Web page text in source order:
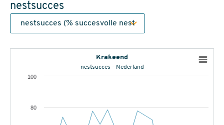
nestsucces
Krakeend
nestsucces - Nederland
80
100